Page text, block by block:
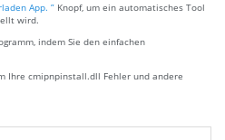
App. ” Knopf, um ein automatisches Tool
wird.
indem Sie den einfachen
Ihre cmipnpinstall.dll Fehler und andere